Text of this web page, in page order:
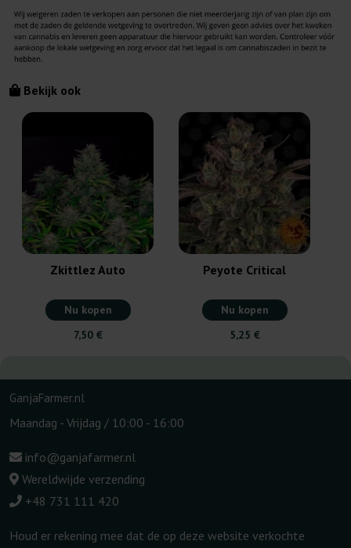
Bekijk ook
Zkittlez Auto
Nu kopen
7,50 €
Peyote Critical
Nu kopen
5,25 €
GanjaFarmer.nl
Maandag - Vrijdag / 10:00 - 16:00
info@ganjafarmer.nl
Wereldwijde verzending
+48 731 111 420
Houd er rekening mee dat de op deze website verkochte